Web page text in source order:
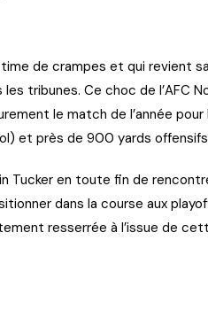
de crampes et qui revient
tribunes. Ce choc de l’AFC
le match de l’année
et près de 900 yards
Tucker en toute fin de
dans la course aux
resserrée à l’issue de